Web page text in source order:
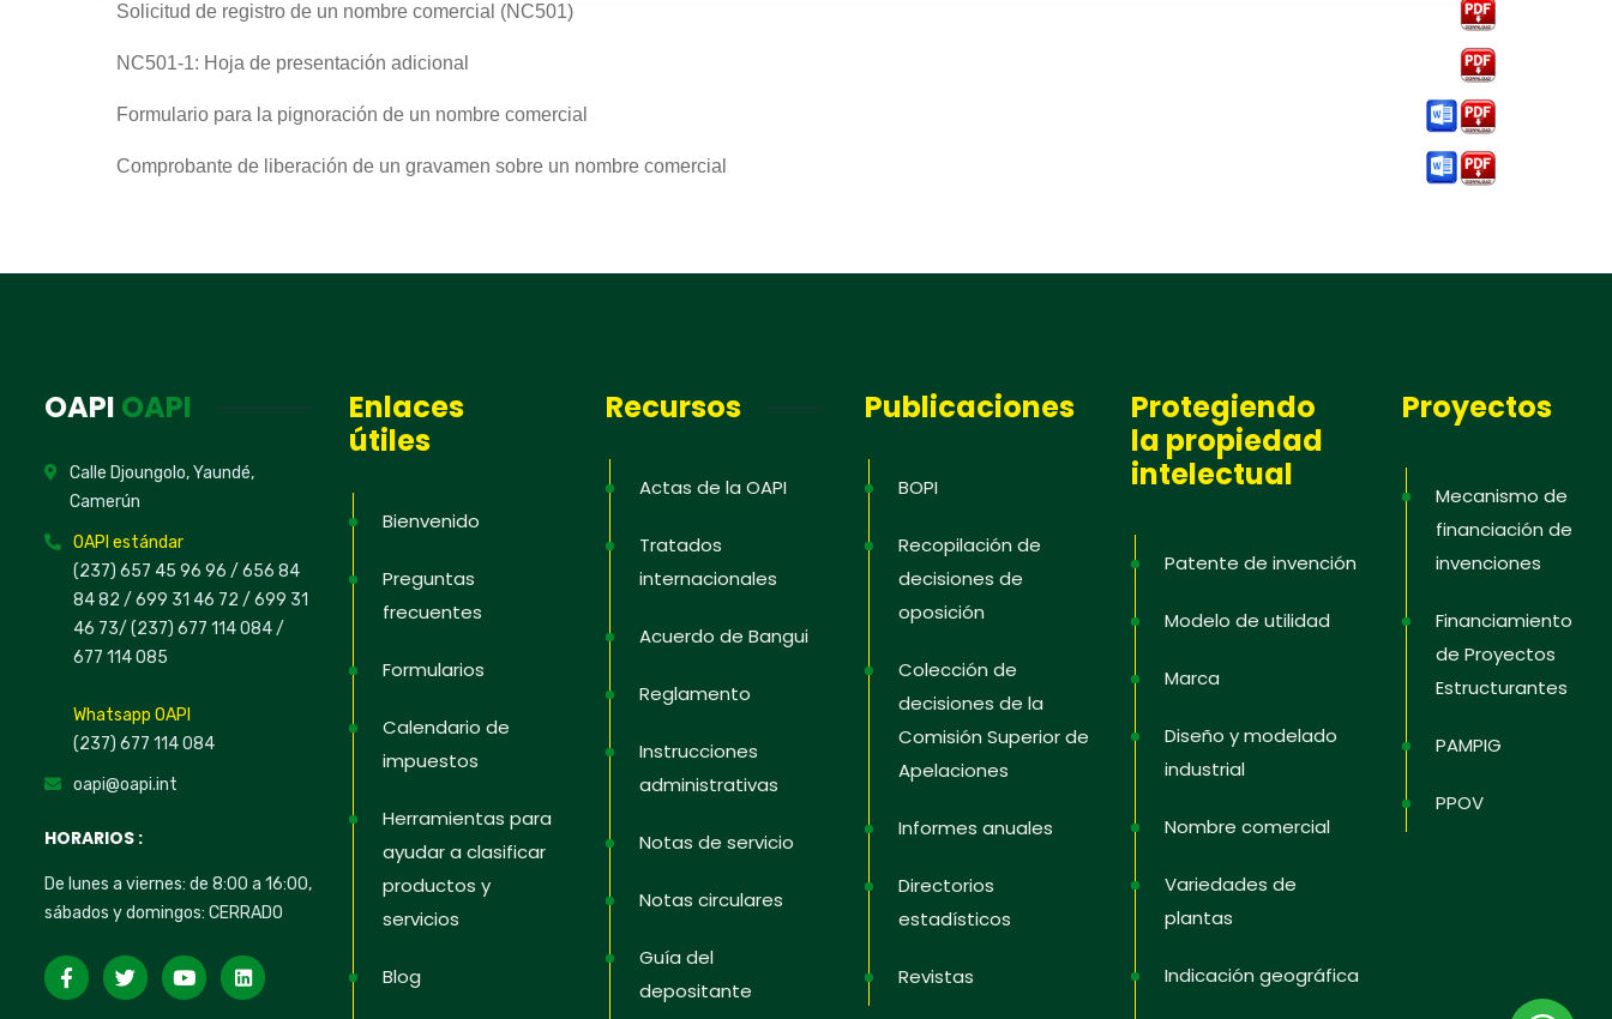
Solicitud de registro de un nombre comercial (NC501)
NC501-1: Hoja de presentación adicional
Formulario para la pignoración de un nombre comercial
Comprobante de liberación de un gravamen sobre un nombre comercial
OAPI OAPI
Calle Djoungolo, Yaundé,
Camerún
OAPI estándar
(237) 657 45 96 96 / 656 84
84 82 / 699 31 46 72 / 699 31
46 73/ (237) 677 114 084 /
677 114 085
Whatsapp OAPI
(237) 677 114 084
oapi@oapi.int
HORARIOS :
De lunes a viernes: de 8:00 a 16:00,
sábados y domingos: CERRADO
Enlaces
útiles
Bienvenido
Preguntas
frecuentes
Formularios
Calendario de
impuestos
Herramientas para
ayudar a clasificar
productos y
servicios
Blog
Recursos
Actas de la OAPI
Tratados
internacionales
Acuerdo de Bangui
Reglamento
Instrucciones
administrativas
Notas de servicio
Notas circulares
Guía del
depositante
Publicaciones
BOPI
Recopilación de
decisiones de
oposición
Colección de
decisiones de la
Comisión Superior de
Apelaciones
Informes anuales
Directorios
estadísticos
Revistas
Protegiendo
la propiedad
intelectual
Patente de invención
Modelo de utilidad
Marca
Diseño y modelado
industrial
Nombre comercial
Variedades de
plantas
Indicación geográfica
Proyectos
Mecanismo de
financiación de
invenciones
Financiamiento
de Proyectos
Estructurantes
PAMPIG
PPOV
Hoja informativa
intelectual en los Estados, consejos para proteger y